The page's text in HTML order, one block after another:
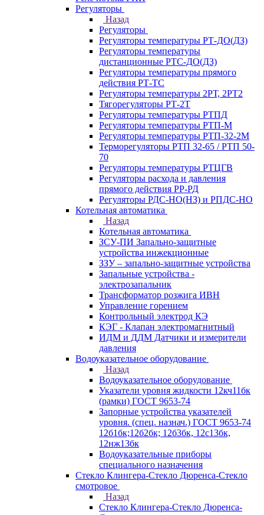
Регуляторы
Назад
Регуляторы
Регуляторы температуры РТ-ДО(ДЗ)
Регуляторы температуры
дистанционные РТС-ДО(ДЗ)
Регуляторы температуры прямого
действия РТ-ТС
Регуляторы температуры 2РТ, 2РT2
Тягорегуляторы РТ-2Т
Регуляторы температуры РТПД
Регуляторы температуры РТП-M
Регуляторы температуры РТП-32-2М
Терморегуляторы РТП 32-65 / РТП 50-
70
Регуляторы температуры РТЦГВ
Регуляторы расхода и давления
прямого действия РР-РД
Регуляторы РДС-НО(НЗ) и РПДС-НО
Котельная автоматика
Назад
Котельная автоматика
ЗСУ-ПИ Запально-защитные
устройства инжекционные
ЗЗУ – запально-защитные устройства
Запальные устройства -
электрозапальник
Трансформатор розжига ИВН
Управление горением
Контрольный электрод КЭ
КЭГ - Клапан электромагнитный
ИДМ и ДДМ Датчики и измерители
давления
Водоуказательное оборудование
Назад
Водоуказательное оборудование
Указатели уровня жидкости 12кч11бк
(рамки) ГОСТ 9653-74
Запорные устройства указателей
уровня. (спец. назнач.) ГОСТ 9653-74
12б1бк;12б2бк; 12б3бк, 12с13бк,
12нж13бк
Водоуказательные приборы
специального назначения
Стекло Клингера-Стекло Дюренса-Стекло
смотровое
Назад
Стекло Клингера-Стекло Дюренса-